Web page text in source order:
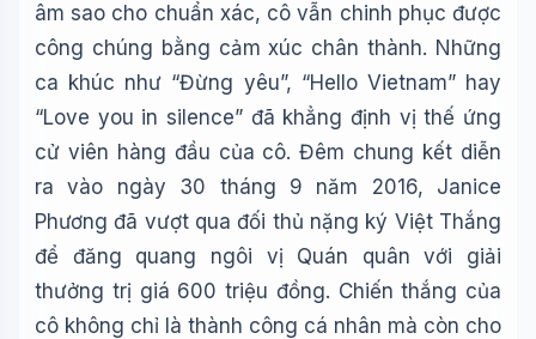
âm sao cho chuẩn xác, cô vẫn chinh phục được
công chúng bằng cảm xúc chân thành. Những
ca khúc như “Đừng yêu”, “Hello Vietnam” hay
“Love you in silence” đã khẳng định vị thế ứng
cử viên hàng đầu của cô. Đêm chung kết diễn
ra vào ngày 30 tháng 9 năm 2016, Janice
Phương đã vượt qua đối thủ nặng ký Việt Thắng
để đăng quang ngôi vị Quán quân với giải
thưởng trị giá 600 triệu đồng. Chiến thắng của
cô không chỉ là thành công cá nhân mà còn cho